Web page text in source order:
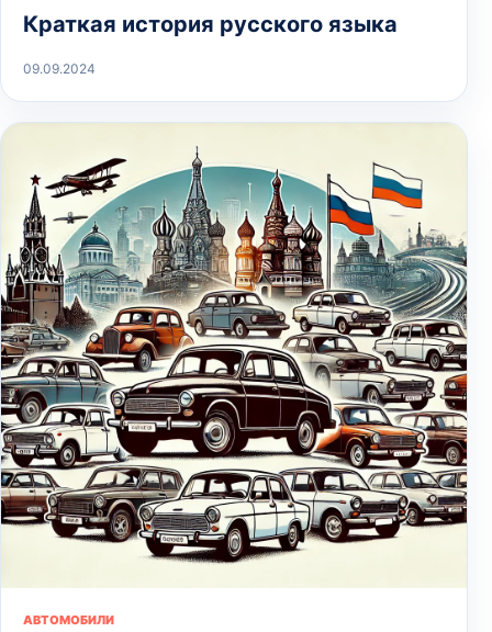
Краткая история русского языка
09.09.2024
АВТОМОБИЛИ